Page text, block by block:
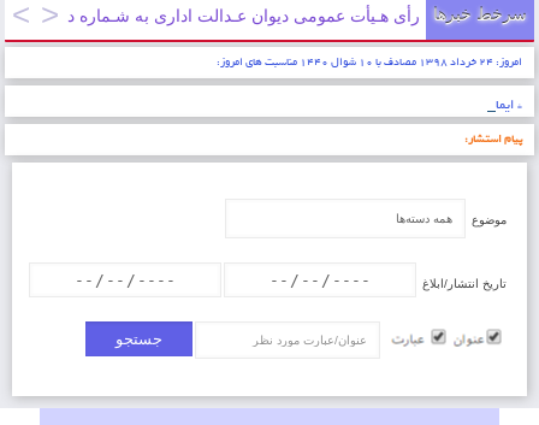
سرخط خبرها رأی هـیأت عمومی دیوان عـدالت اداری به شـماره دادنـامه ۹۷۰۹۹۷۰۹۰۵۸۱۲۱۶۳ مورخ ۱۳۹۷/۱۲/۲۱
امروز: ۲۴ خرداد ۱۳۹۸ مصادف با ۱۰ شوال ۱۴۴۰ مناسبت های امروز:
* ایمان عبارتست از شناخت قلبی اقرار کردن به زبان عمل کردن به اعضاء . پیامبر اکرم (ص)
پیام استشار:
موضوع
تاریخ انتشار/ابلاغ